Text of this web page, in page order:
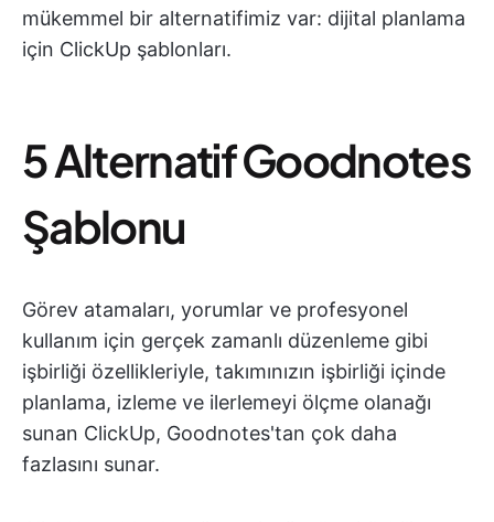
mükemmel bir alternatifimiz var: dijital planlama
için ClickUp şablonları.
5 Alternatif Goodnotes
Şablonu
Görev atamaları, yorumlar ve profesyonel
kullanım için gerçek zamanlı düzenleme gibi
işbirliği özellikleriyle, takımınızın işbirliği içinde
planlama, izleme ve ilerlemeyi ölçme olanağı
sunan ClickUp, Goodnotes'tan çok daha
fazlasını sunar.